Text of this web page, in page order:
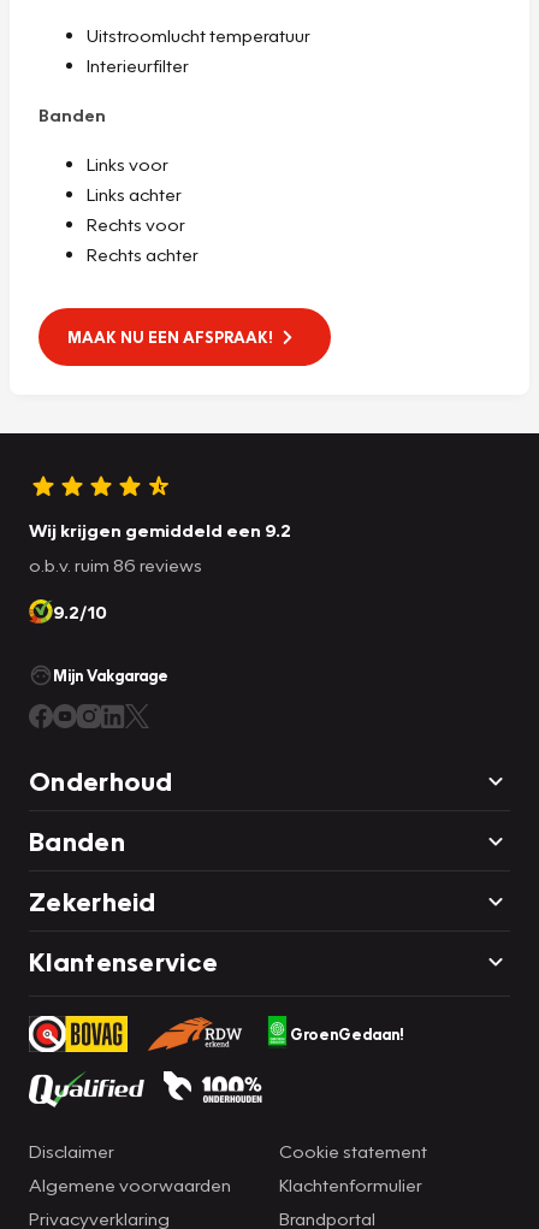
Uitstroomlucht temperatuur
Interieurfilter
Banden
Links voor
Links achter
Rechts voor
Rechts achter
MAAK NU EEN AFSPRAAK!
Wij krijgen gemiddeld een 9.2
o.b.v. ruim 86 reviews
9.2/10
Mijn Vakgarage
Onderhoud
Banden
Zekerheid
Klantenservice
GroenGedaan!
Disclaimer
Algemene voorwaarden
Privacyverklaring
Cookie statement
Klachtenformulier
Brandportal